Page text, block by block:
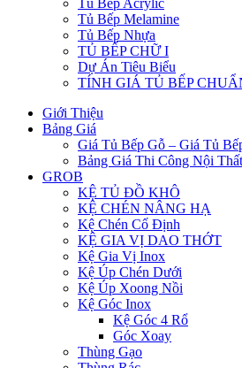
Tủ Bếp Acrylic
Tủ Bếp Melamine
Tủ Bếp Nhựa
TỦ BẾP CHỮ I
Dự Án Tiêu Biểu
TÍNH GIÁ TỦ BẾP
Giới Thiệu
Bảng Giá
Giá Tủ Bếp Gỗ – Giá Tủ
Bảng Giá Thi Công Nội Thất
GROB
KỆ TỦ ĐỒ KHÔ
KỆ CHÉN NÂNG HẠ
Kệ Chén Cố Định
KỆ GIA VỊ DAO THỚT
Kệ Gia Vị Inox
Kệ Úp Chén Dưới
Kệ Úp Xoong Nồi
Kệ Góc Inox
Kệ Góc 4 Rổ
Góc Xoay
Thùng Gạo